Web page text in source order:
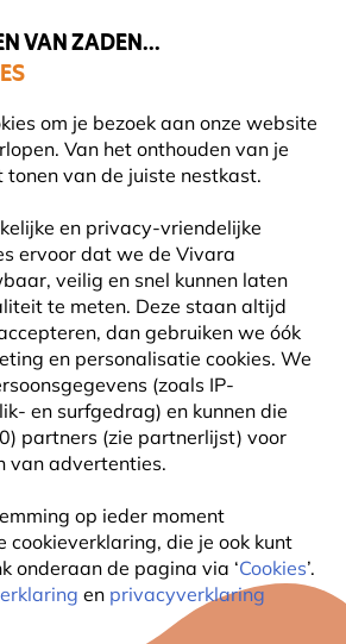
VAN ZADEN...
om je bezoek aan onze website
Van het onthouden van je
tonen van de juiste nestkast.
en privacy-vriendelijke
ervoor dat we de Vivara
veilig en snel kunnen laten
te meten. Deze staan altijd
dan gebruiken we óók
en personalisatie cookies. We
(zoals IP-
en surfgedrag) en kunnen die
partners (zie partnerlijst) voor
van advertenties.
op ieder moment
cookieverklaring, die je ook kunt
onderaan de pagina via ‘Cookies’.
en privacyverklaring
beoordeeld in 11 landen
thuisbezorgd vanaf €49